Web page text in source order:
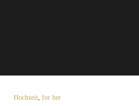
Hochzeit, for her